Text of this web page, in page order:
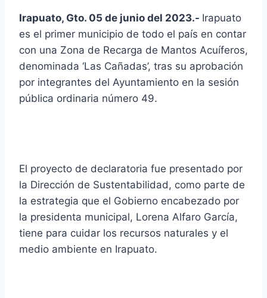
Irapuato, Gto. 05 de junio del 2023.- Irapuato
es el primer municipio de todo el país en contar
con una Zona de Recarga de Mantos Acuíferos,
denominada ‘Las Cañadas’, tras su aprobación
por integrantes del Ayuntamiento en la sesión
pública ordinaria número 49.
El proyecto de declaratoria fue presentado por
la Dirección de Sustentabilidad, como parte de
la estrategia que el Gobierno encabezado por
la presidenta municipal, Lorena Alfaro García,
tiene para cuidar los recursos naturales y el
medio ambiente en Irapuato.